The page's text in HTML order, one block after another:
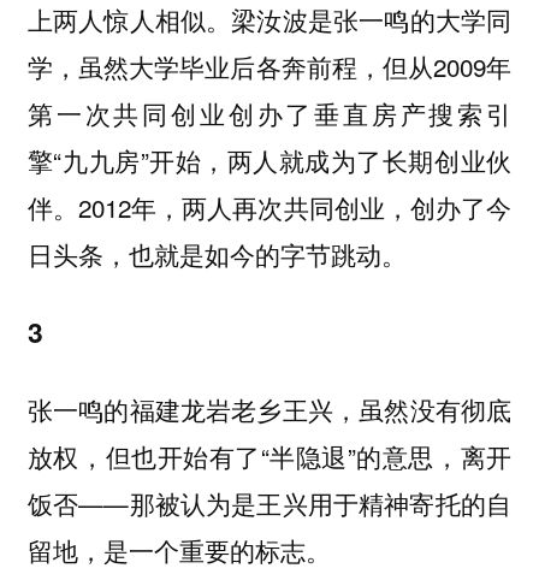
上两人惊人相似。梁汝波是张一鸣的大学同
学，虽然大学毕业后各奔前程，但从2009年
第一次共同创业创办了垂直房产搜索引
擎“九九房”开始，两人就成为了长期创业伙
伴。2012年，两人再次共同创业，创办了今
日头条，也就是如今的字节跳动。
3
张一鸣的福建龙岩老乡王兴，虽然没有彻底
放权，但也开始有了“半隐退”的意思，离开
饭否——那被认为是王兴用于精神寄托的自
留地，是一个重要的标志。